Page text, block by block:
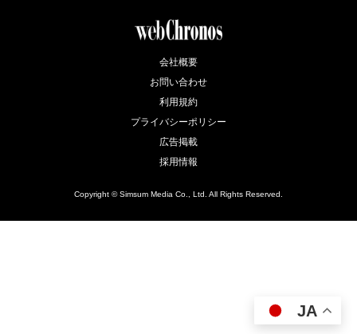
会社概要
お問い合わせ
利用規約
プライバシーポリシー
広告掲載
採用情報
Copyright © Simsum Media Co., Ltd. All Rights Reserved.
JA